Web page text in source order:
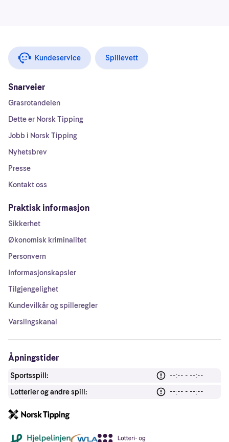
Kundeservice Spillevett
Snarveier
Grasrotandelen
Dette er Norsk Tipping
Jobb i Norsk Tipping
Nyhetsbrev
Presse
Kontakt oss
Praktisk informasjon
Sikkerhet
Økonomisk kriminalitet
Personvern
Informasjonskapsler
Tilgjengelighet
Kundevilkår og spilleregler
Varslingskanal
Åpningstider
Sportsspill:
--:-- - --:--
Lotterier og andre spill:
--:-- - --:--
Andre lenker